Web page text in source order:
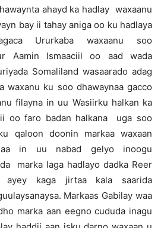
ahayd ka hadlay waxaanu
bay ii tahay aniga oo ku hadlaya
Ururkaba waxaanu soo
Aamin Ismaaciil oo aad wada
Somaliland wasaarado adag
waxanu ku soo dhawaynaa gacco
filayna in uu Wasiirku halkan ka
oo faro badan halkana uga soo
qaloon doonin markaa waxaan
in uu nabad gelyo inoogu
marka laga hadlayo dadka Reer
ayey kaga jirtaa kala saarida
Markaas Gabilay waa
marka aan eegno cududa inagu